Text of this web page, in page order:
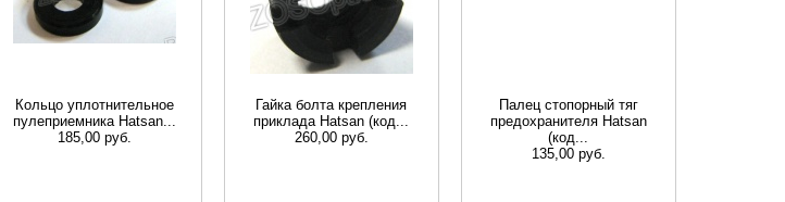
Кольцо уплотнительное
пулеприемника Hatsan...
185,00 руб.
Гайка болта крепления
приклада Hatsan (код...
260,00 руб.
Палец стопорный тяг
предохранителя Hatsan
(код...
135,00 руб.